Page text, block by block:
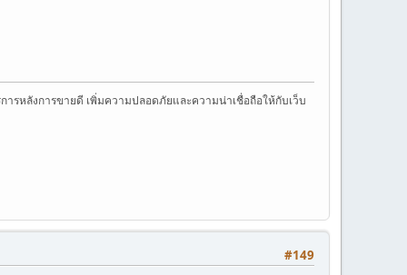
ารหลังการขายดี เพิ่มความปลอดภัยและความน่าเชื่อถือให้กับเว็บ
#149